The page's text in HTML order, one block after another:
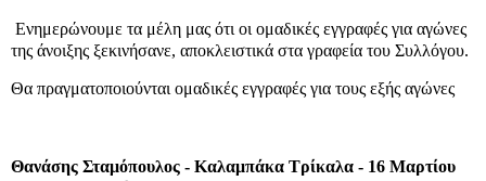
Ενημερώνουμε τα μέλη μας ότι οι ομαδικές εγγραφές για αγώνες
της άνοιξης ξεκινήσανε, αποκλειστικά στα γραφεία του Συλλόγου.
Θα πραγματοποιούνται ομαδικές εγγραφές για τους εξής αγώνες
Θανάσης Σταμόπουλος - Καλαμπάκα Τρίκαλα - 16 Μαρτίου